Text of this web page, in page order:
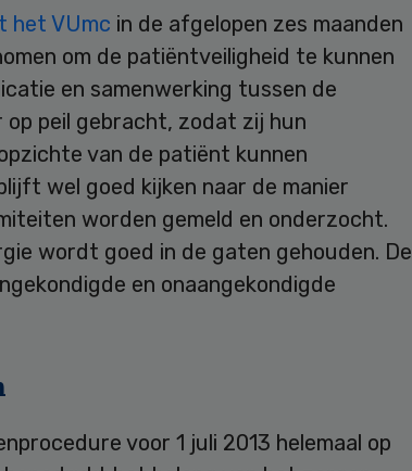
het VUmc in de afgelopen zes maanden
om de patiëntveiligheid te kunnen
en samenwerking tussen de
peil gebracht, zodat zij hun
van de patiënt kunnen
wel goed kijken naar de manier
worden gemeld en onderzocht.
wordt goed in de gaten gehouden. De
en onaangekondigde
voor 1 juli 2013 helemaal op